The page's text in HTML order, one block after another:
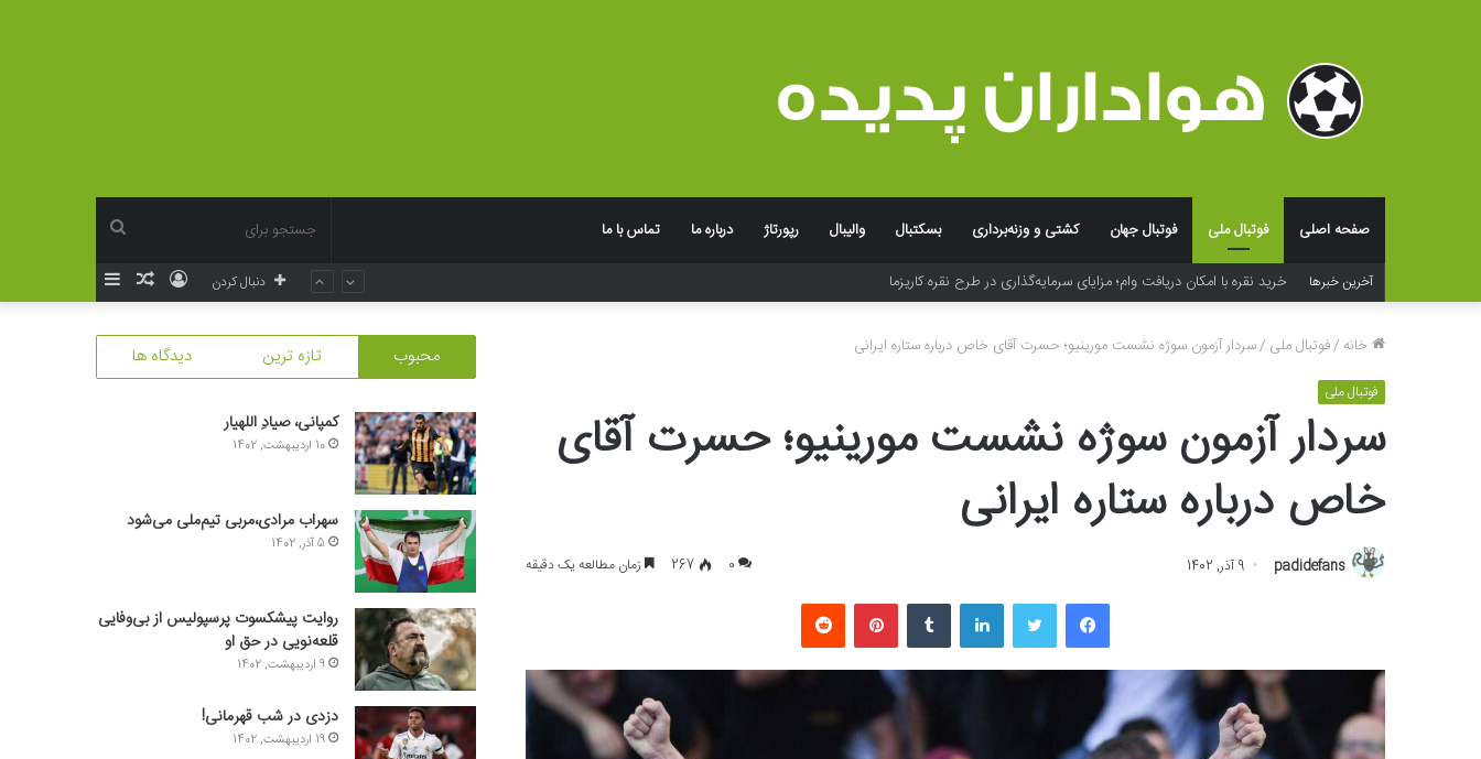
صفحه اصلی فوتبال ملی فوتبال جهان کشتی و وزنه‌برداری بسکتبال والیبال رپورتاژ درباره ما تماس با ما
برای آخرین خبرها
خرید نقره با امکان دریافت وام؛ مزایای سرمایه‌گذاری در طرح نقره کاریزما
نوشته
ورود دنبال کردن
خانه /فوتبال ملی /سردار آزمون سوژه نشست مورینیو؛ حسرت آقای خاص درباره ستاره ایرانی
فوتبال ملی
سردار آزمون سوژه نشست مورینیو؛ حسرت آقای
خاص درباره ستاره ایرانی
padidefans 9 آذر, 1402 0
267 زمان مطالعه یک دقیقه
فیسبوک لینکداین پینتریست
محبوب تازه ترین دیدگاه ها
کمپانی، صیادِ اللهیار
10 اردیبهشت, 1402
سهراب مرادی،مربی تیم‌ملی می‌شود
5 آذر, 1402
روایت پیشکسوت پرسپولیس از بی‌وفایی
قلعه‌نویی در حق او
9 اردیبهشت, 1402
دزدی در شب قهرمانی!
19 اردیبهشت, 1402